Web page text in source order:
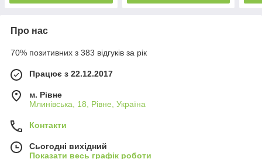
Про нас
70% позитивних з 383 відгуків за рік
Працює з 22.12.2017
м. Рівне
Млинівська, 18, Рівне, Україна
Контакти
Сьогодні вихідний
Показати весь графік роботи